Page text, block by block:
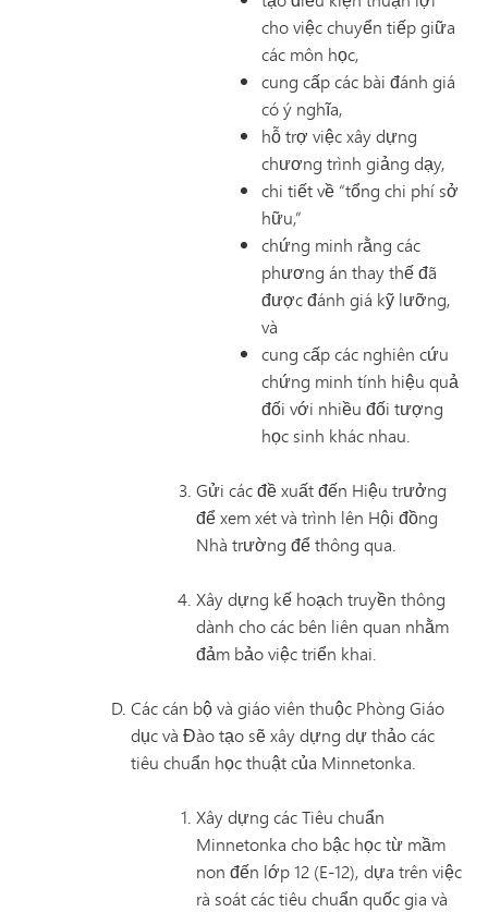
cho việc chuyển tiếp giữa
các môn học,
cung cấp các bài đánh giá
có ý nghĩa,
hỗ trợ việc xây dựng
chương trình giảng dạy,
chi tiết về “tổng chi phí sở
hữu,”
chứng minh rằng các
phương án thay thế đã
được đánh giá kỹ lưỡng,
và
cung cấp các nghiên cứu
chứng minh tính hiệu quả
đối với nhiều đối tượng
học sinh khác nhau.
Gửi các đề xuất đến Hiệu trưởng
để xem xét và trình lên Hội đồng
Nhà trường để thông qua.
Xây dựng kế hoạch truyền thông
dành cho các bên liên quan nhằm
đảm bảo việc triển khai.
Các cán bộ và giáo viên thuộc Phòng Giáo
dục và Đào tạo sẽ xây dựng dự thảo các
tiêu chuẩn học thuật của Minnetonka.
Xây dựng các Tiêu chuẩn
Minnetonka cho bậc học từ mầm
non đến lớp 12 (E-12), dựa trên việc
rà soát các tiêu chuẩn quốc gia và